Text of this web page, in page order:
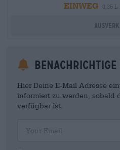
EINWEG
0,35 L
Benachrichtige
Hier Deine E-Mail Adresse
informiert zu werden, sobald
verfügbar ist.